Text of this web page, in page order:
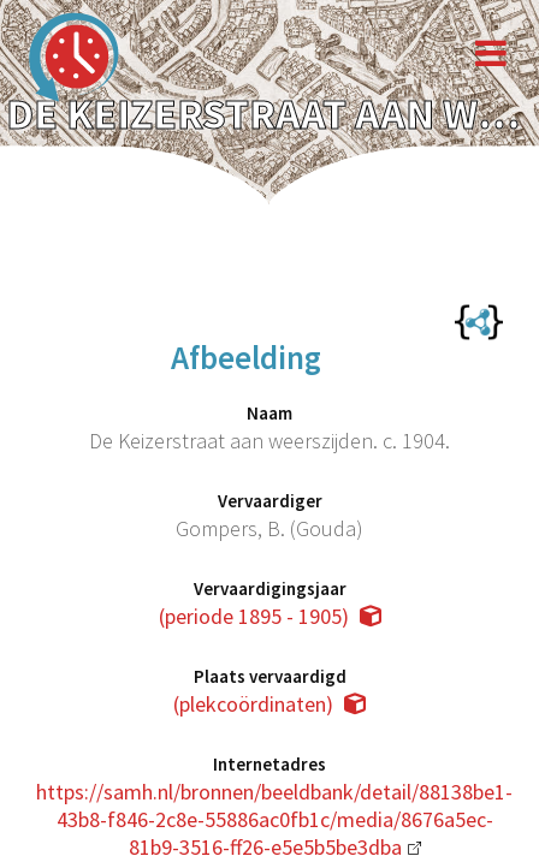
DE KEIZERSTRAAT AAN WEERSZIJDEN. C. 1904.
Afbeelding
Naam
De Keizerstraat aan weerszijden. c. 1904.
Vervaardiger
Gompers, B. (Gouda)
Vervaardigingsjaar
(periode 1895 - 1905)
Plaats vervaardigd
(plekcoördinaten)
Internetadres
https://samh.nl/bronnen/beeldbank/detail/88138be1-
43b8-f846-2c8e-55886ac0fb1c/media/8676a5ec-
81b9-3516-ff26-e5e5b5be3dba